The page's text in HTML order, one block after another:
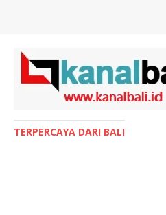
TERPERCAYA DARI BALI